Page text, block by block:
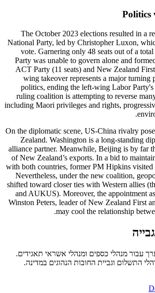
Politics
The October 2023 elections resulted in a
National Party, led by Christopher Luxon,
vote. Garnering only 48 seats out of a
Party was unable to govern alone and
ACT Party (11 seats) and New Zealand
wing takeover represents a major turning
politics, ending the left-wing Labor
ruling coalition is attempting to reverse
including Maori privileges and rights,
On the diplomatic scene, US-China rivalry
Zealand. Washington is a long-standing
alliance partner. Meanwhile, Beijing is by far
of New Zealand’s exports. In a bid to
with both countries, former PM Hipkins visited
Nevertheless, under the new coalition,
shifted toward closer ties with Western allies
and AUKUS). Moreover, the appointment
Winston Peters, leader of New Zealand First
may cool the relationship
עבור מנהלי כספים ומנהלי אשראי תאגידים.
התשלום וגביית החובות הנהוגים במדינה.